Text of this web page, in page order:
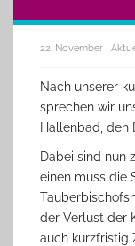
22. November |
Nach unserer
sprechen wir
Hallenbad, den
Dabei sind nun
einen muss die
der Verlust der
auch kurzfristig